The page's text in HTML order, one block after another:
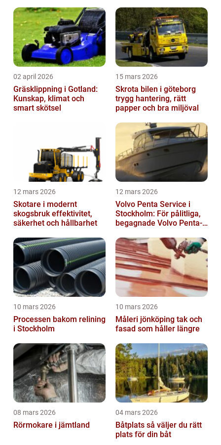
02 april 2026
Gräsklippning i Gotland:
Kunskap, klimat och
smart skötsel
15 mars 2026
Skrota bilen i göteborg
trygg hantering, rätt
papper och bra miljöval
12 mars 2026
Skotare i modernt
skogsbruk effektivitet,
säkerhet och hållbarhet
12 mars 2026
Volvo Penta Service i
Stockholm: För pålitliga,
begagnade Volvo Penta-
10 mars 2026
Processen bakom relining
i Stockholm
10 mars 2026
Måleri jönköping tak och
fasad som håller längre
08 mars 2026
Rörmokare i jämtland
04 mars 2026
Båtplats så väljer du rätt
plats för din båt